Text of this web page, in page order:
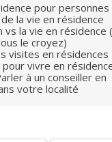
pour personnes
la vie en résidence
vs la vie en résidence
le croyez)
visites en résidences
vivre en
à un conseiller en
votre localité